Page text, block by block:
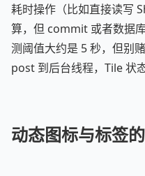
耗时操作（比如直接读写
算，但 commit 或者数据
测阈值大约是 5 秒，但别
post 到后台线程，Tile 状
动态图标与标签